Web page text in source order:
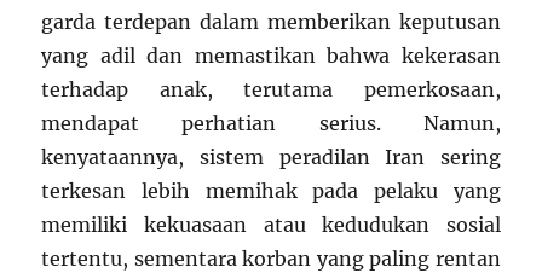
garda terdepan dalam memberikan keputusan
yang adil dan memastikan bahwa kekerasan
terhadap anak, terutama pemerkosaan,
mendapat perhatian serius. Namun,
kenyataannya, sistem peradilan Iran sering
terkesan lebih memihak pada pelaku yang
memiliki kekuasaan atau kedudukan sosial
tertentu, sementara korban yang paling rentan